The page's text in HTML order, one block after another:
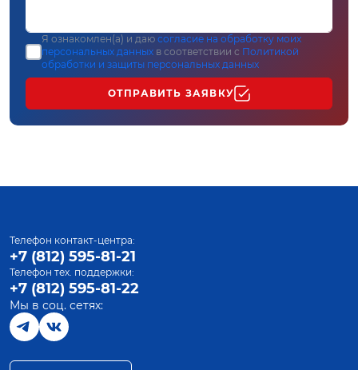
Я ознакомлен(а) и даю согласие на обработку моих
персональных данных в соответствии с Политикой
обработки и защиты персональных данных
ОТПРАВИТЬ ЗАЯВКУ
Телефон контакт-центра:
+7 (812) 595-81-21
Телефон тех. поддержки:
+7 (812) 595-81-22
Мы в соц. сетях: